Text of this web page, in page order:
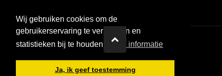
Wij gebruiken cookies om de
gebruikerservaring te verbeteren en
statistieken bij te houden.
Meer informatie
Ja, ik geef toestemming
Ontwerp en realisatie door